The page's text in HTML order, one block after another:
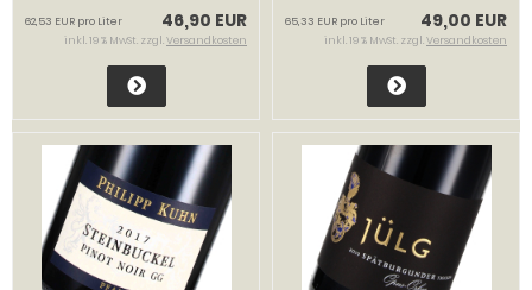
46,90 EUR
62,53 EUR pro Liter
inkl. 19 % MwSt. zzgl.Versandkosten
49,00 EUR
65,33 EUR pro Liter
inkl. 19 % MwSt. zzgl.Versandkosten